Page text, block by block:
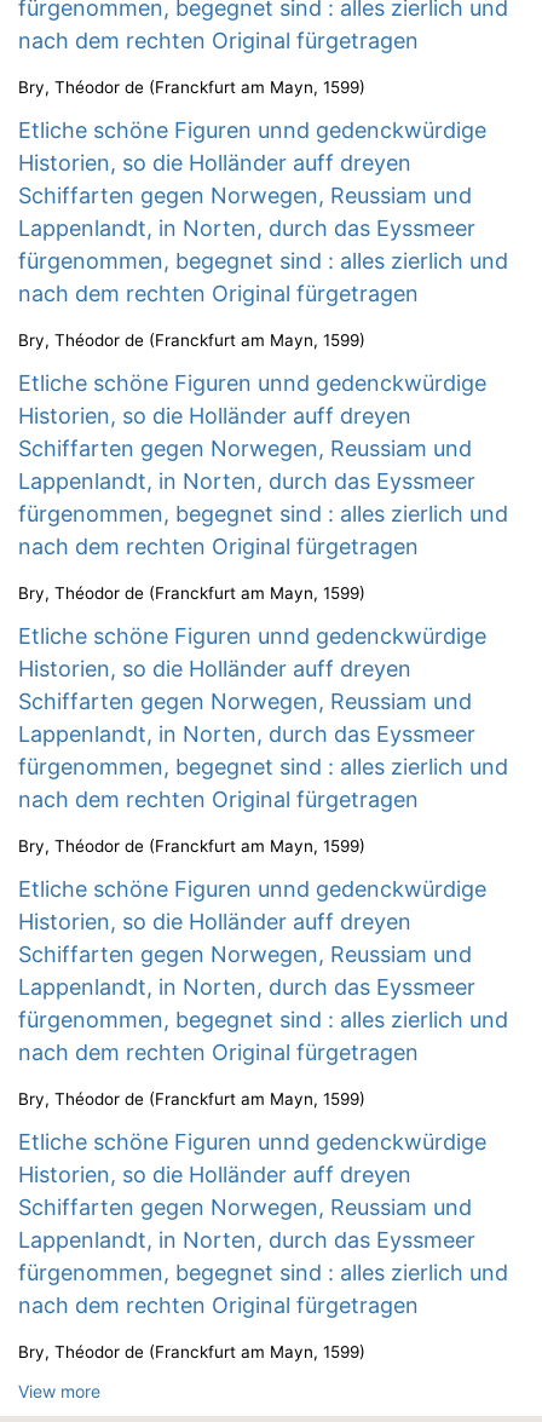
fürgenommen, begegnet sind : alles zierlich und
nach dem rechten Original fürgetragen
Bry, Théodor de (Franckfurt am Mayn, 1599)
Etliche schöne Figuren unnd gedenckwürdige
Historien, so die Holländer auff dreyen
Schiffarten gegen Norwegen, Reussiam und
Lappenlandt, in Norten, durch das Eyssmeer
fürgenommen, begegnet sind : alles zierlich und
nach dem rechten Original fürgetragen
Bry, Théodor de (Franckfurt am Mayn, 1599)
Etliche schöne Figuren unnd gedenckwürdige
Historien, so die Holländer auff dreyen
Schiffarten gegen Norwegen, Reussiam und
Lappenlandt, in Norten, durch das Eyssmeer
fürgenommen, begegnet sind : alles zierlich und
nach dem rechten Original fürgetragen
Bry, Théodor de (Franckfurt am Mayn, 1599)
Etliche schöne Figuren unnd gedenckwürdige
Historien, so die Holländer auff dreyen
Schiffarten gegen Norwegen, Reussiam und
Lappenlandt, in Norten, durch das Eyssmeer
fürgenommen, begegnet sind : alles zierlich und
nach dem rechten Original fürgetragen
Bry, Théodor de (Franckfurt am Mayn, 1599)
Etliche schöne Figuren unnd gedenckwürdige
Historien, so die Holländer auff dreyen
Schiffarten gegen Norwegen, Reussiam und
Lappenlandt, in Norten, durch das Eyssmeer
fürgenommen, begegnet sind : alles zierlich und
nach dem rechten Original fürgetragen
Bry, Théodor de (Franckfurt am Mayn, 1599)
Etliche schöne Figuren unnd gedenckwürdige
Historien, so die Holländer auff dreyen
Schiffarten gegen Norwegen, Reussiam und
Lappenlandt, in Norten, durch das Eyssmeer
fürgenommen, begegnet sind : alles zierlich und
nach dem rechten Original fürgetragen
Bry, Théodor de (Franckfurt am Mayn, 1599)
View more